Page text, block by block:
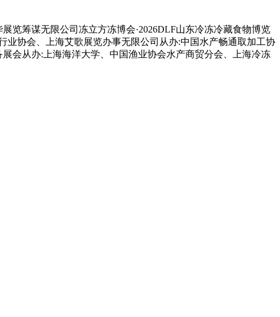
筹谋无限公司冻立方冻博会·2026DLF山东冷冻冷藏食物博览
协会、上海艾歌展览办事无限公司从办:中国水产畅通取加工协
会从办:上海海洋大学、中国渔业协会水产商贸分会、上海冷冻